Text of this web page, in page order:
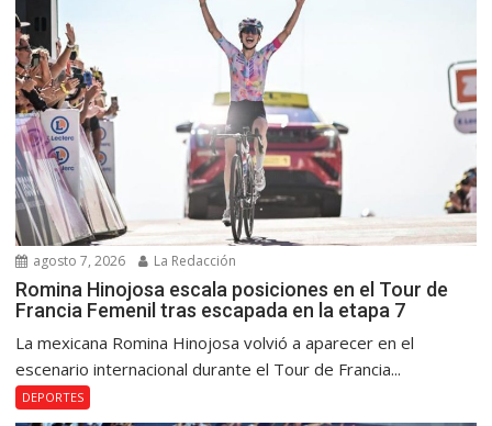
agosto 7, 2026 La Redacción
Romina Hinojosa escala posiciones en el Tour de
Francia Femenil tras escapada en la etapa 7
La mexicana Romina Hinojosa volvió a aparecer en el
escenario internacional durante el Tour de Francia...
DEPORTES